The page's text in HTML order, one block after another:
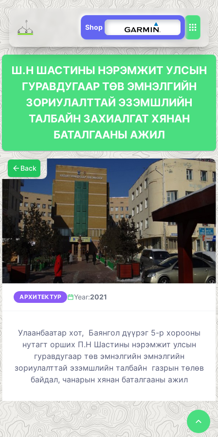
Shop
Ш.Н ШАСТИНЫ НЭРЭМЖИТ УЛСЫН
ГУРАВДУГААР ТӨВ ЭМНЭЛГИЙН
ЗОРИУЛАЛТТАЙ ЭЗЭМШЛИЙН
ТАЛБАЙН ЗАХИАЛГАТ ХЯНАН
БАТАЛГААНЫ АЖИЛ
Back
АРХИТЕКТУР Year:2021
Улаанбаатар хот, Баянгол дүүрэг 5-р хорооны
нутагт орших П.Н Шастины нэрэмжит улсын
гуравдугаар төв эмнэлгийн эмнэлгийн
зориулалттай эзэмшлийн талбайн газрын төлөв
байдал, чанарын хянан баталгааны ажил